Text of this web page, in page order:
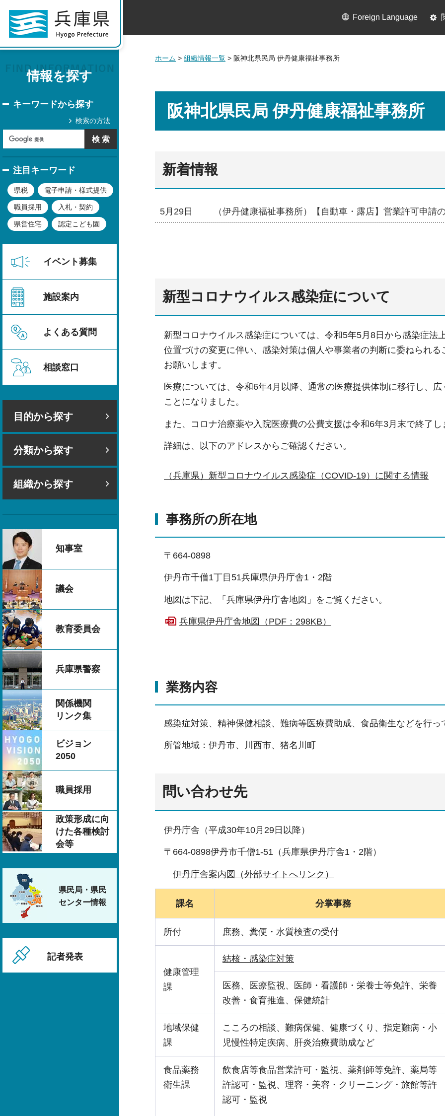
情報を探す
キーワードから探す
検索の方法
注目キーワード
県税 電子申請・様式提供
職員採用 入札・契約
県営住宅 認定こども園
イベント募集
施設案内
よくある質問
相談窓口
目的から探す
分類から探す
組織から探す
知事室
議会
教育委員会
兵庫県警察
関係機関
リンク集
ビジョン
2050
職員採用
政策形成に向
けた各種検討
会等
県民局・県民
センター情報
記者発表
Foreign Language
ホーム > 組織情報一覧 > 阪神北県民局 伊丹健康福祉事務所
阪神北県民局 伊丹健康福祉事務所
新着情報
5月29日 （伊丹健康福祉事務所）【自動車・露店】営業許可申請
新型コロナウイルス感染症について
新型コロナウイルス感染症については、令和5年5月8日から感染症法
位置づけの変更に伴い、感染対策は個人や事業者の判断に委ねられ
お願いします。
医療については、令和6年4月以降、通常の医療提供体制に移行し、
ことになりました。
また、コロナ治療薬や入院医療費の公費支援は令和6年3月末で終了し
詳細は、以下のアドレスからご確認ください。
（兵庫県）新型コロナウイルス感染症（COVID-19）に関する情報
事務所の所在地
〒664-0898
伊丹市千僧1丁目51兵庫県伊丹庁舎1・2階
地図は下記、「兵庫県伊丹庁舎地図」をご覧ください。
兵庫県伊丹庁舎地図（PDF：298KB）
業務内容
感染症対策、精神保健相談、難病等医療費助成、食品衛生などを行っ
所管地域：伊丹市、川西市、猪名川町
問い合わせ先
伊丹庁舎（平成30年10月29日以降）
〒664-0898伊丹市千僧1-51（兵庫県伊丹庁舎1・2階）
伊丹庁舎案内図（外部サイトへリンク）
課名 分掌事務
所付 庶務、糞便・水質検査の受付
健康管理
課
結核・感染症対策
医務、医療監視、医師・看護師・栄養士等免許、栄養
改善・食育推進、保健統計
地域保健
課
こころの相談、難病保健、健康づくり、指定難病・小
児慢性特定疾病、肝炎治療費助成など
食品薬務
衛生課
飲食店等食品営業許可・監視、薬剤師等免許、薬局等
許認可・監視、理容・美容・クリーニング・旅館等許
認可・監視